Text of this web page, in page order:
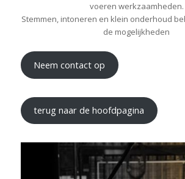
voeren werkzaamheden.
Stemmen, intoneren en klein onderhoud
de mogelijkheden
Neem contact op
terug naar de hoofdpagina